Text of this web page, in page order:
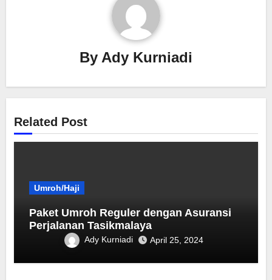
By Ady Kurniadi
Related Post
Umroh/Haji
Paket Umroh Reguler dengan Asuransi
Perjalanan Tasikmalaya
Ady Kurniadi April 25, 2024